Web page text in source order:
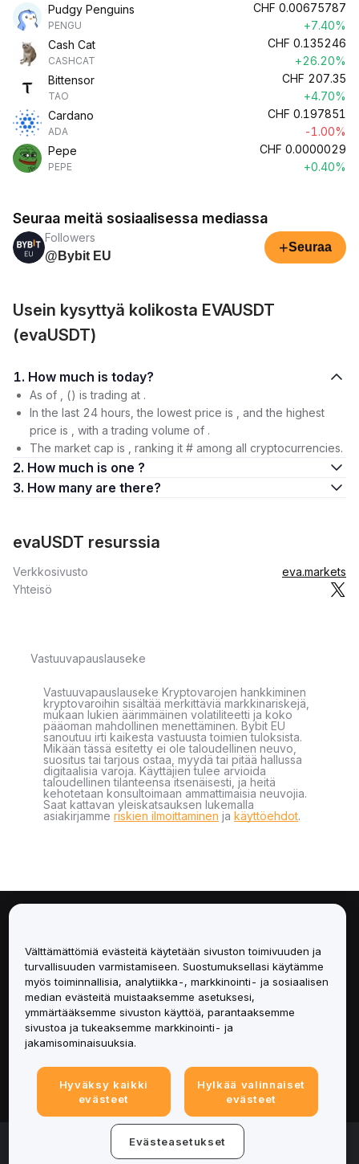
Pudgy Penguins
PENGU
CHF 0.00675787
+7.40%
Cash Cat
CASHCAT
CHF 0.135246
+26.20%
Bittensor
TAO
CHF 207.35
+4.70%
Cardano
ADA
CHF 0.197851
-1.00%
Pepe
PEPE
CHF 0.0000029
+0.40%
Seuraa meitä sosiaalisessa mediassa
Followers
@Bybit EU
+Seuraa
Usein kysyttyä kolikosta EVAUSDT
(evaUSDT)
1. How much is today?
As of , () is trading at .
In the last 24 hours, the lowest price is , and the highest
price is , with a trading volume of .
The market cap is , ranking it # among all cryptocurrencies.
2. How much is one ?
3. How many are there?
evaUSDT resurssia
Verkkosivusto
eva.markets
Yhteisö
Vastuuvapauslauseke
Vastuuvapauslauseke Kryptovarojen hankkiminen
kryptovaroihin sisältää merkittäviä markkinariskejä,
mukaan lukien äärimmäinen volatiliteetti ja koko
pääoman mahdollinen menettäminen. Bybit EU
sanoutuu irti kaikesta vastuusta toimien tuloksista.
Mikään tässä esitetty ei ole taloudellinen neuvo,
suositus tai tarjous ostaa, myydä tai pitää hallussa
digitaalisia varoja. Käyttäjien tulee arvioida
taloudellinen tilanteensa itsenäisesti, ja heitä
kehotetaan konsultoimaan ammattimaisia neuvojia.
Saat kattavan yleiskatsauksen lukemalla
asiakirjamme riskien ilmoittaminen ja käyttöehdot.
Palvelut
Tuki
Tuotteet
Lakiasiat
© 2025-2026 Bybit.eu. Kaikki oikeudet pidätetään.
Välttämättömiä evästeitä käytetään sivuston toimivuuden ja
turvallisuuden varmistamiseen. Suostumuksellasi käytämme
myös toiminnallisia, analytiikka-, markkinointi- ja sosiaalisen
median evästeitä muistaaksemme asetuksesi,
ymmärtääksemme sivuston käyttöä, parantaaksemme
sivustoa ja tukeaksemme markkinointi- ja
jakamisominaisuuksia.
Hyväksy kaikki
evästeet
Hylkää valinnaiset
evästeet
Evästeasetukset